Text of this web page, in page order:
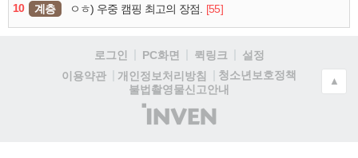
10
계층 ㅇㅎ) 우중 캠핑 최고의 장점. [55]
로그인 PC화면 퀵링크
설정
이용약관
개인정보처리방침
청소년보호정책
불법촬영물신고안내
(주)
인
▲